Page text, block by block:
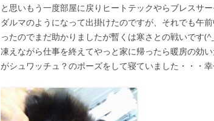
と思いもう一度部屋に戻りヒートテックやらブレスサ
ダルマのようになって出掛けたのですが、それでも午
ったのでまだ助かりましたが暫くは寒さとの戦いです
凍えながら仕事を終えてやっと家に帰ったら暖房の効
がシュワッチュ？のポーズをして寝ていました・・・幸